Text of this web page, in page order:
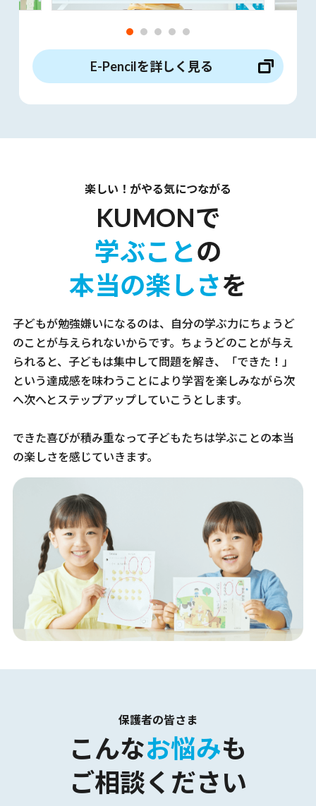
E-Pencilを詳しく見る
楽しい ！がやる気につながる
KUMONで
学ぶことの
本当の楽しさを
子どもが勉強嫌いになるのは、自分の学ぶ力にちょうど
のことが与えられないからです。ちょうどのことが与え
られると、子どもは集中して問題を解き、「できた！」
という達成感を味わうことにより学習を楽しみながら次
へ次へとステップアップしていこうとします。
できた喜びが積み重なって子どもたちは学ぶことの本当
の楽しさを感じていきます。
保護者の皆さま
こんなお悩みも
ご相談ください